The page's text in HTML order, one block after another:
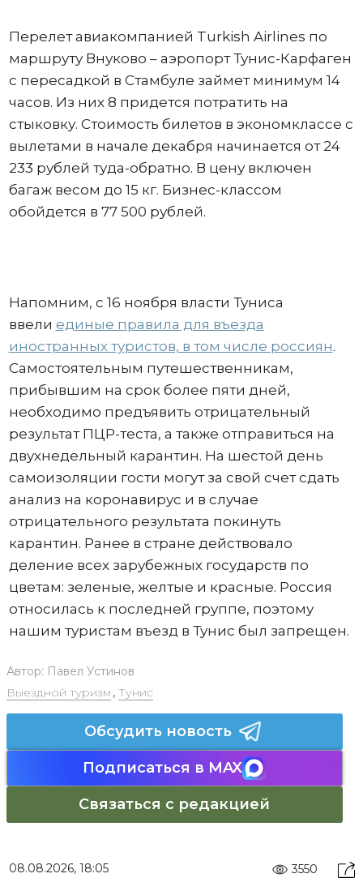
Перелет авиакомпанией Turkish Airlines по
маршруту Внуково – аэропорт Тунис-Карфаген
с пересадкой в Стамбуле займет минимум 14
часов. Из них 8 придется потратить на
стыковку. Стоимость билетов в экономклассе с
вылетами в начале декабря начинается от 24
233 рублей туда-обратно. В цену включен
багаж весом до 15 кг. Бизнес-классом
обойдется в 77 500 рублей.
Напомним, с 16 ноября власти Туниса
ввели единые правила для въезда
иностранных туристов, в том числе россиян.
Самостоятельным путешественникам,
прибывшим на срок более пяти дней,
необходимо предъявить отрицательный
результат ПЦР-теста, а также отправиться на
двухнедельный карантин. На шестой день
самоизоляции гости могут за свой счет сдать
анализ на коронавирус и в случае
отрицательного результата покинуть
карантин. Ранее в стране действовало
деление всех зарубежных государств по
цветам: зеленые, желтые и красные. Россия
относилась к последней группе, поэтому
нашим туристам въезд в Тунис был запрещен.
Автор: Павел Устинов
Выездной туризм , Тунис
Обсудить новость
Подписаться в MAX
Связаться с редакцией
08.08.2026, 18:05 3550